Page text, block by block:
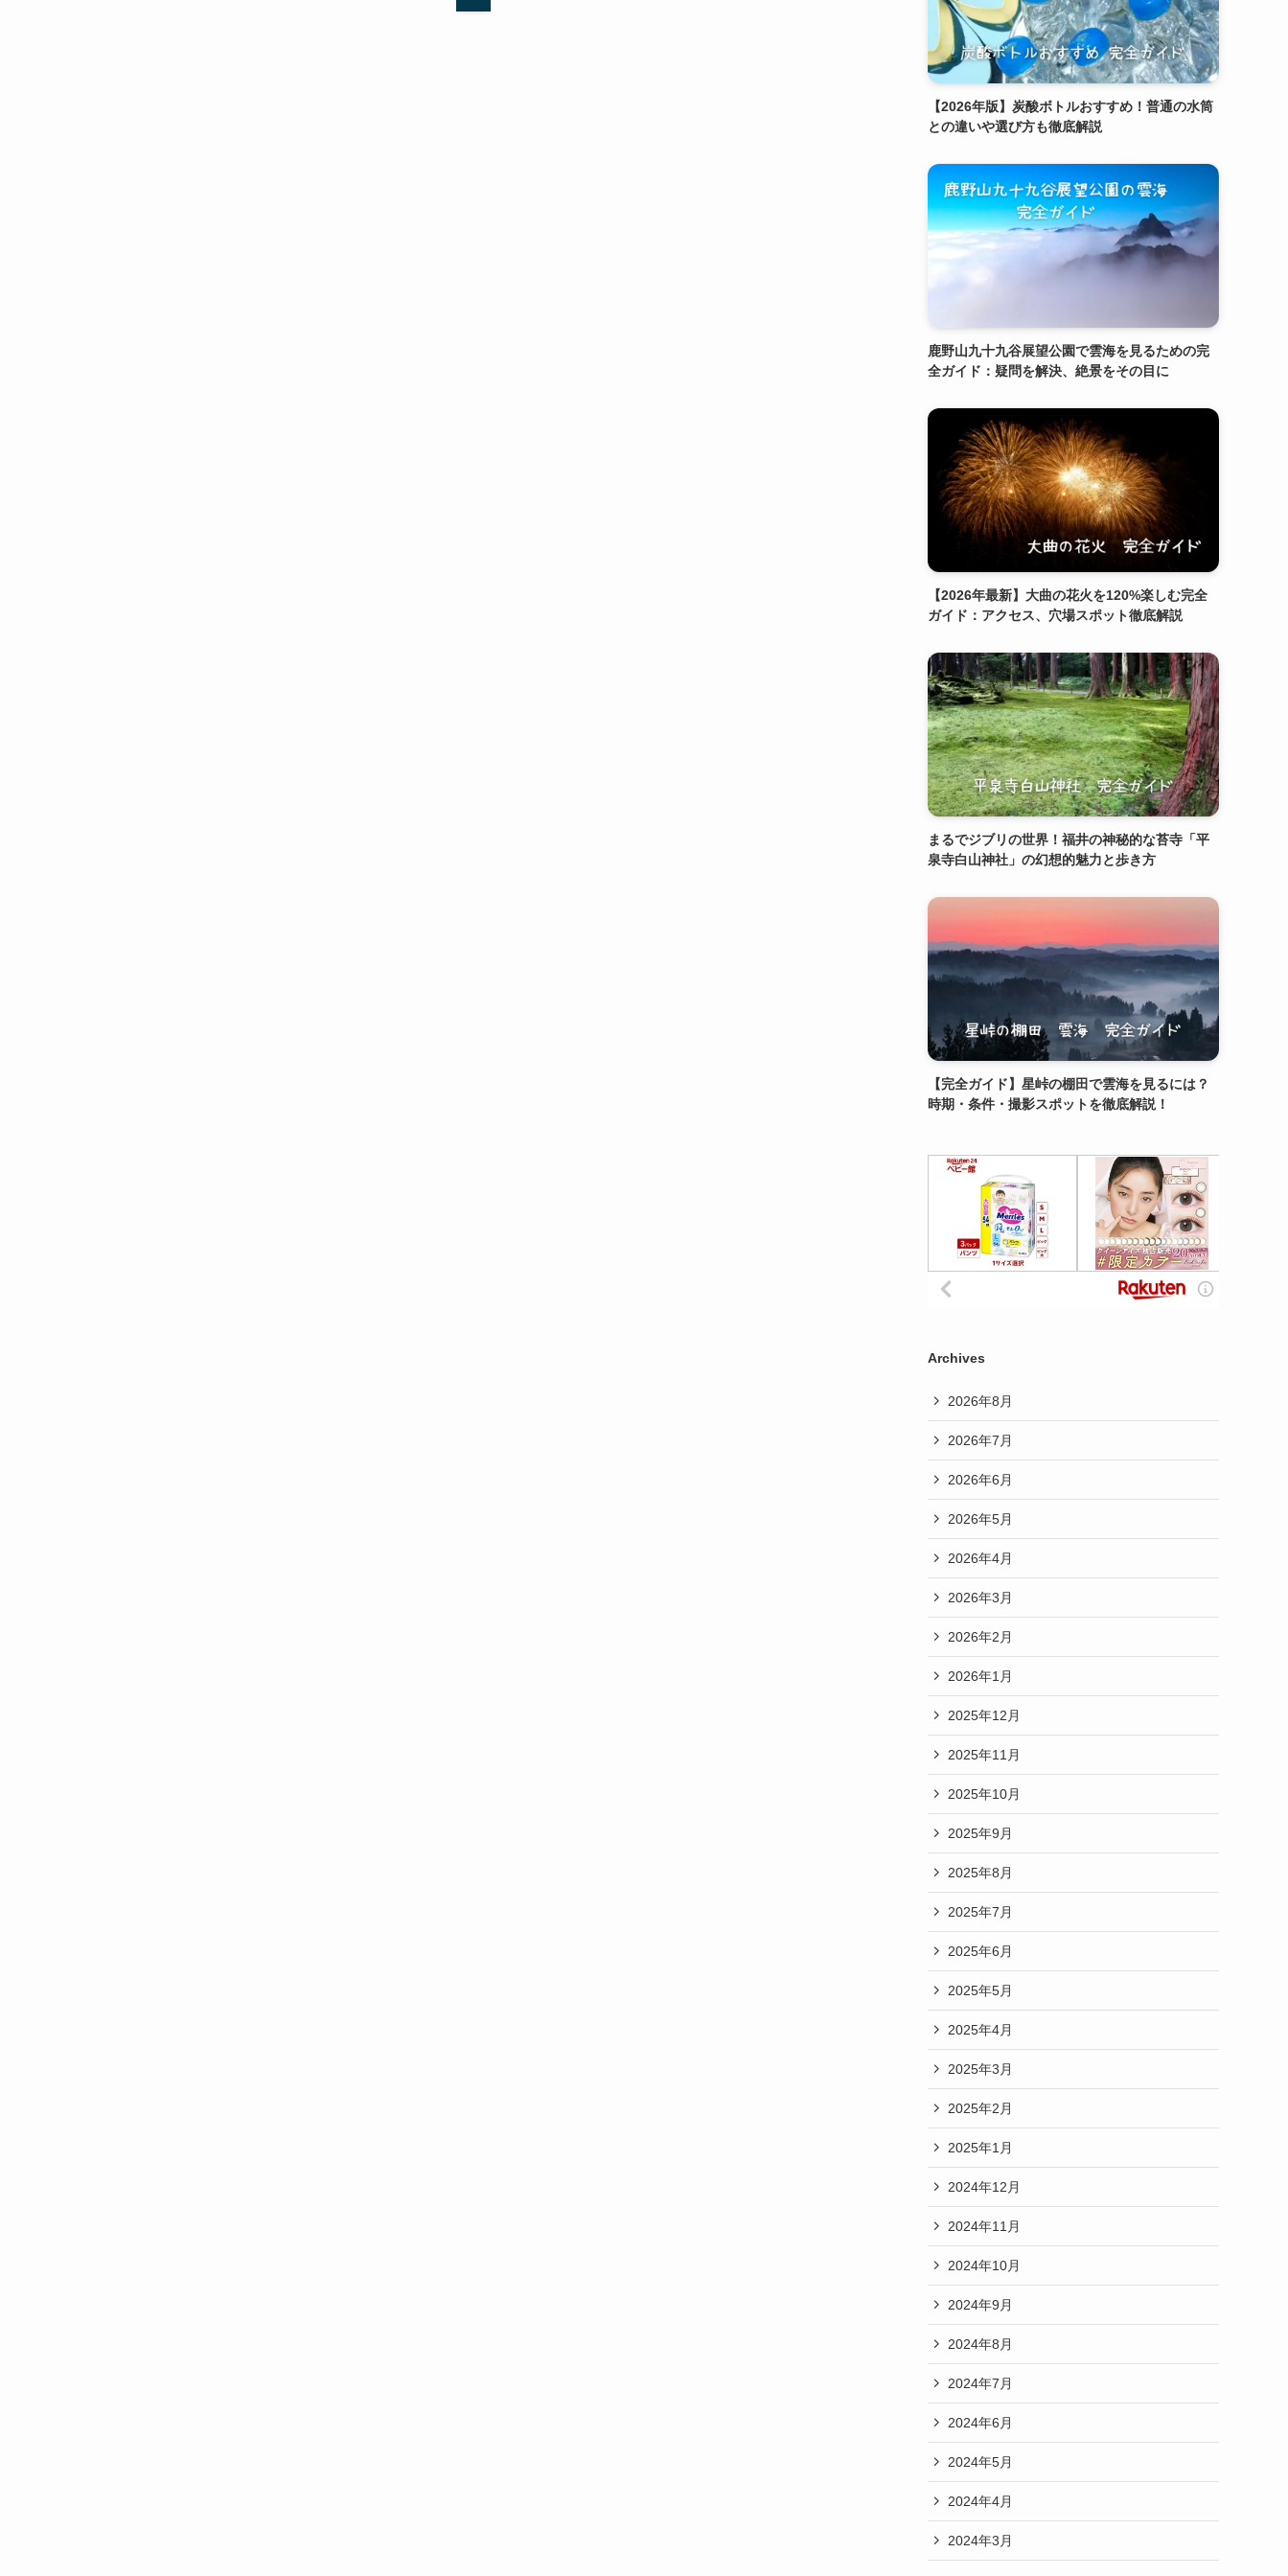
【2026年版】炭酸ボトルおすすめ！普通の水筒
との違いや選び方も徹底解説
鹿野山九十九谷展望公園で雲海を見るための完
全ガイド：疑問を解決、絶景をその目に
【2026年最新】大曲の花火を120%楽しむ完全
ガイド：アクセス、穴場スポット徹底解説
まるでジブリの世界！福井の神秘的な苔寺「平
泉寺白山神社」の幻想的魅力と歩き方
【完全ガイド】星峠の棚田で雲海を見るには？
時期・条件・撮影スポットを徹底解説！
Archives
2026年8月
2026年7月
2026年6月
2026年5月
2026年4月
2026年3月
2026年2月
2026年1月
2025年12月
2025年11月
2025年10月
2025年9月
2025年8月
2025年7月
2025年6月
2025年5月
2025年4月
2025年3月
2025年2月
2025年1月
2024年12月
2024年11月
2024年10月
2024年9月
2024年8月
2024年7月
2024年6月
2024年5月
2024年4月
2024年3月